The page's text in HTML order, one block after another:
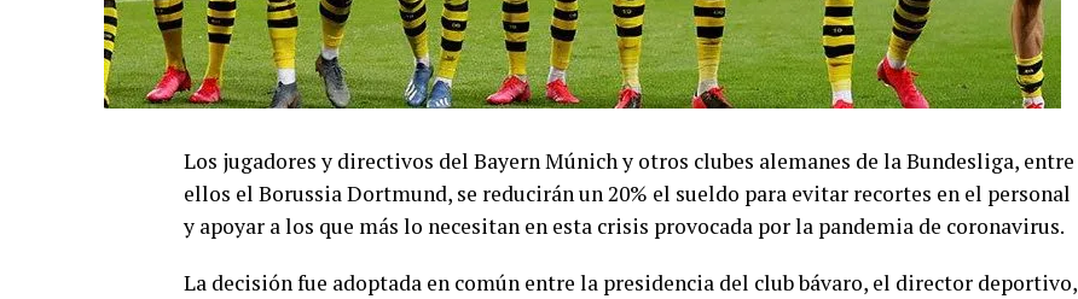
Los jugadores y directivos del Bayern Múnich y otros clubes alemanes de la Bundesliga, entre
ellos el Borussia Dortmund, se reducirán un 20% el sueldo para evitar recortes en el personal
y apoyar a los que más lo necesitan en esta crisis provocada por la pandemia de coronavirus.
La decisión fue adoptada en común entre la presidencia del club bávaro, el director deportivo,